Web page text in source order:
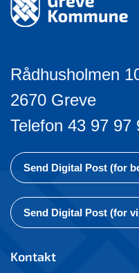
Rådhusholmen
2670 Greve
Telefon 43 97 97
Send Digital Post (for
Send Digital Post (for
Kontakt